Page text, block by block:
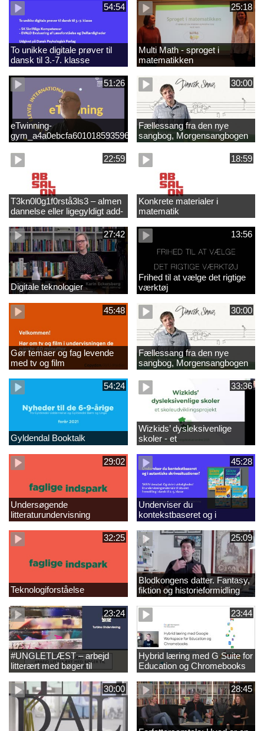
54:54
To unikke digitale prøver til
dansk til 3.-7. klasse
25:18
Multi Math - sproget i
matematikken
51:26
eTwinning-
gym_a4a0ebcfa601018593596e99f8a2f0d5.mp4
30:00
Fællessang fra den nye
sangbog, Morgensangbogen
(3)
22:59
T3kn0l0g1f0rstå3ls3 – almen
dannelse eller ligegyldigt add-
on?
18:59
Konkrete materialer i
matematik
27:42
Digitale teknologier
13:56
Frihed til at vælge det rigtige
værktøj
45:48
Gør temaer og fag levende
med tv og film
30:00
Fællessang fra den nye
sangbog, Morgensangbogen
(2)
54:24
Gyldendal Booktalk
33:36
Wizkids’ dysleksivenlige
skoler - et
skoleudviklingsprojekt - ny
29:02
Undersøgende
litteraturundervisning
45:28
Underviser du
kontekstbaseret og i
autentiske skrivesituationer?
32:25
Teknologiforståelse
25:09
Blodkongens datter. Fantasy,
fiktion og historieformidling
23:24
#UNGLETLÆST – arbejd
litterært med bøger til
læsesvage unge
23:44
Hybrid læring med G Suite for
Education og Chromebooks
30:00 28:45